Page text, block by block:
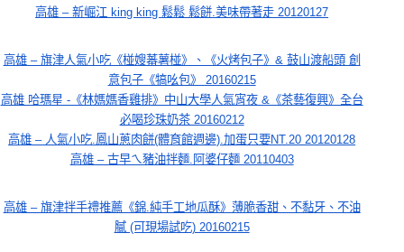
高雄 – 新崛江 king king 鬆鬆 鬆餅.美味帶著走 20120127
高雄 – 旗津人氣小吃《椪嫂蕃薯椪》、《火烤包子》& 鼓山渡船頭 創
意包子《犒吆包》 20160215
高雄 哈瑪星 -《林媽媽香雞排》中山大學人氣宵夜 &《茶藝復興》全台
必喝珍珠奶茶 20160212
高雄 – 人氣小吃.鳳山蔥肉餅(體育館週邊).加蛋只要NT.20 20120128
高雄 – 古早ㄟ豬油拌麵.阿婆仔麵 20110403
高雄 – 旗津拌手禮推薦《錦.純手工地瓜酥》薄脆香甜、不黏牙、不油
膩 (可現場試吃) 20160215